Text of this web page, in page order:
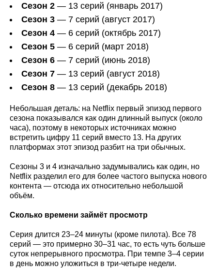
Сезон 2 — 13 серий (январь 2017)
Сезон 3 — 7 серий (август 2017)
Сезон 4 — 6 серий (октябрь 2017)
Сезон 5 — 6 серий (март 2018)
Сезон 6 — 7 серий (июнь 2018)
Сезон 7 — 13 серий (август 2018)
Сезон 8 — 13 серий (декабрь 2018)
Небольшая деталь: на Netflix первый эпизод первого
сезона показывался как один длинный выпуск (около
часа), поэтому в некоторых источниках можно
встретить цифру 11 серий вместо 13. На других
платформах этот эпизод разбит на три обычных.
Сезоны 3 и 4 изначально задумывались как один, но
Netflix разделил его для более частого выпуска нового
контента — отсюда их относительно небольшой
объём.
Сколько времени займёт просмотр
Серия длится 23–24 минуты (кроме пилота). Все 78
серий — это примерно 30–31 час, то есть чуть больше
суток непрерывного просмотра. При темпе 3–4 серии
в день можно уложиться в три-четыре недели.